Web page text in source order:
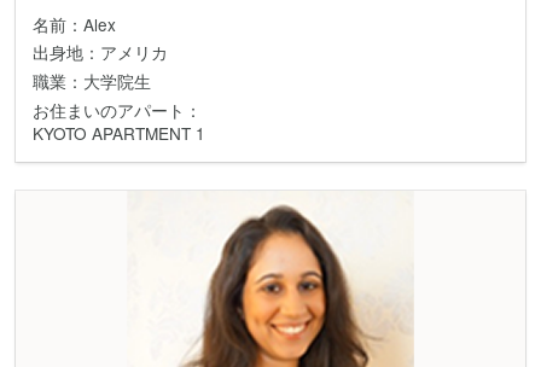
名前：Alex
出身地：アメリカ
職業：大学院生
お住まいのアパート：
KYOTO APARTMENT 1